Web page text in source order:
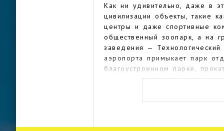
Как ни удивительно, даже в
цивилизации объекты, такие
центры и даже спортивные
общественный зоопарк, а на
заведения —
аэропорта примыкает парк
благоустроенном парке,
открытом бассейне можно в